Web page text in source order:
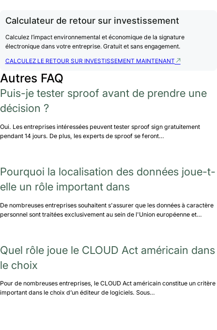
Calculateur de retour sur investissement
Calculez l’impact environnemental et économique de la signature
électronique dans votre entreprise. Gratuit et sans engagement.
CALCULEZ LE RETOUR SUR INVESTISSEMENT MAINTENANT
Autres FAQ
Puis-je tester sproof avant de prendre une
décision ?
Oui. Les entreprises intéressées peuvent tester sproof sign gratuitement
pendant 14 jours. De plus, les experts de sproof se feront…
Pourquoi la localisation des données joue-t-
elle un rôle important dans
De nombreuses entreprises souhaitent s'assurer que les données à caractère
personnel sont traitées exclusivement au sein de l'Union européenne et…
Quel rôle joue le CLOUD Act américain dans
le choix
Pour de nombreuses entreprises, le CLOUD Act américain constitue un critère
important dans le choix d’un éditeur de logiciels. Sous…